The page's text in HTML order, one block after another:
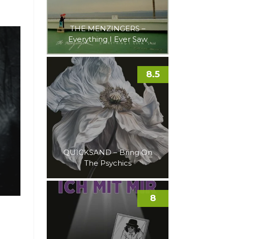
THE MENZINGERS –
Everything I Ever Saw
QUICKSAND – Bring On
The Psychics
8.5
8